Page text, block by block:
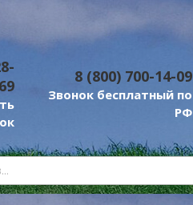
69
8 (800) 700-14-09
Звонок бесплатный по
РФ